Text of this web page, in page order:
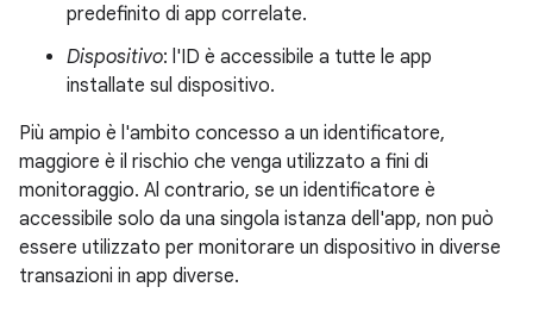
predefinito di app correlate.
Dispositivo: l'ID è accessibile a tutte le app
installate sul dispositivo.
Più ampio è l'ambito concesso a un identificatore,
maggiore è il rischio che venga utilizzato a fini di
monitoraggio. Al contrario, se un identificatore è
accessibile solo da una singola istanza dell'app, non può
essere utilizzato per monitorare un dispositivo in diverse
transazioni in app diverse.